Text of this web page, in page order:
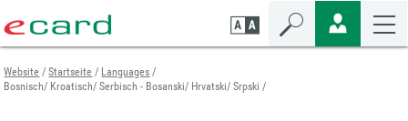
Seiteninhalt
springen
Navigation
springen
Mobilen
Navigation
springen
Website Startseite
Languages
Bosnisch/ Kroatisch/ Serbisch - Bosanski/ Hrvatski/ Srpski